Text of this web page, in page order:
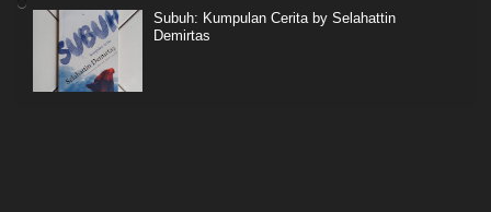
Subuh: Kumpulan Cerita by Selahattin
Demirtas